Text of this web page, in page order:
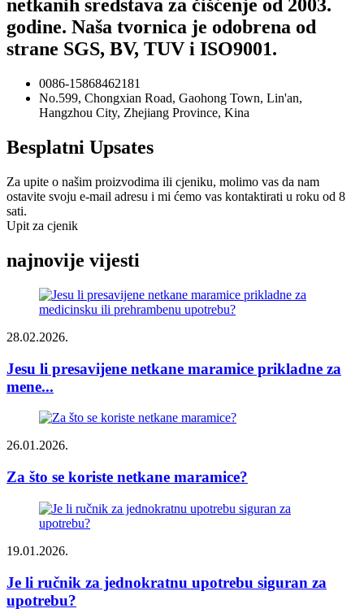
netkanih sredstava za čišćenje od 2003.
godine. Naša tvornica je odobrena od
strane SGS, BV, TUV i ISO9001.
0086-15868462181
No.599, Chongxian Road, Gaohong Town, Lin'an,
Hangzhou City, Zhejiang Province, Kina
Besplatni Upsates
Za upite o našim proizvodima ili cjeniku, molimo vas da nam
ostavite svoju e-mail adresu i mi ćemo vas kontaktirati u roku od 8
sati.
Upit za cjenik
najnovije vijesti
28.02.2026.
Jesu li presavijene netkane maramice prikladne za
mene...
26.01.2026.
Za što se koriste netkane maramice?
19.01.2026.
Je li ručnik za jednokratnu upotrebu siguran za
upotrebu?